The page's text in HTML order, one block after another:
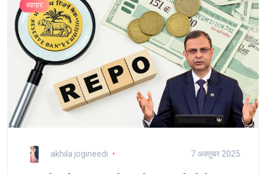
व्यापार
akhila jogineedi 7 अक्तूबर 2025